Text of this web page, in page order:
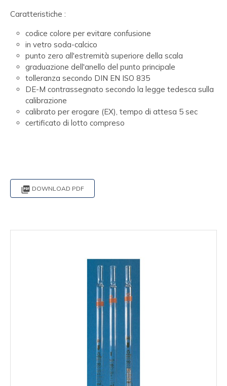
Caratteristiche :
codice colore per evitare confusione
in vetro soda-calcico
punto zero all'estremità superiore della scala
graduazione dell'anello del punto principale
tolleranza secondo DIN EN ISO 835
DE-M contrassegnato secondo la legge tedesca sulla
calibrazione
calibrato per erogare (EX), tempo di attesa 5 sec
certificato di lotto compreso
 DOWNLOAD PDF